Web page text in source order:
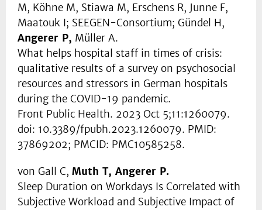
M, Köhne M, Stiawa M, Erschens R, Junne F,
Maatouk I; SEEGEN-Consortium; Gündel H,
Angerer P, Müller A.
What helps hospital staff in times of crisis:
qualitative results of a survey on psychosocial
resources and stressors in German hospitals
during the COVID-19 pandemic.
Front Public Health. 2023 Oct 5;11:1260079.
doi: 10.3389/fpubh.2023.1260079. PMID:
37869202; PMCID: PMC10585258.
von Gall C, Muth T, Angerer P.
Sleep Duration on Workdays Is Correlated with
Subjective Workload and Subjective Impact of